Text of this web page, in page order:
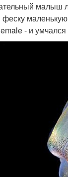
малыш
феску
- и умчался